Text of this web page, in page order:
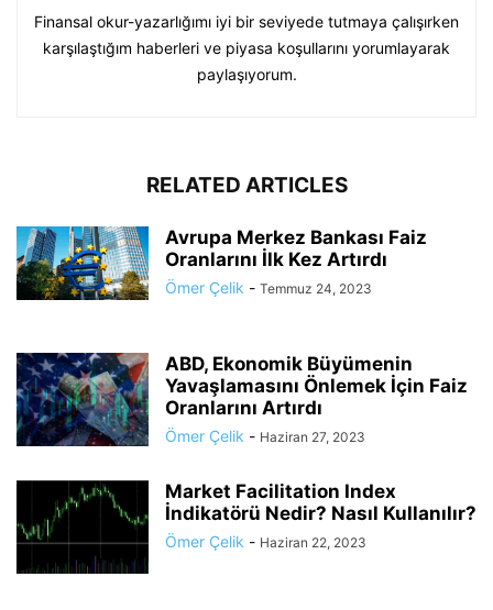
Finansal okur-yazarlığımı iyi bir seviyede tutmaya çalışırken
karşılaştığım haberleri ve piyasa koşullarını yorumlayarak
paylaşıyorum.
RELATED ARTICLES
Avrupa Merkez Bankası Faiz
Oranlarını İlk Kez Artırdı
Ömer Çelik - Temmuz 24, 2023
ABD, Ekonomik Büyümenin
Yavaşlamasını Önlemek İçin Faiz
Oranlarını Artırdı
Ömer Çelik - Haziran 27, 2023
Market Facilitation Index
İndikatörü Nedir? Nasıl Kullanılır?
Ömer Çelik - Haziran 22, 2023